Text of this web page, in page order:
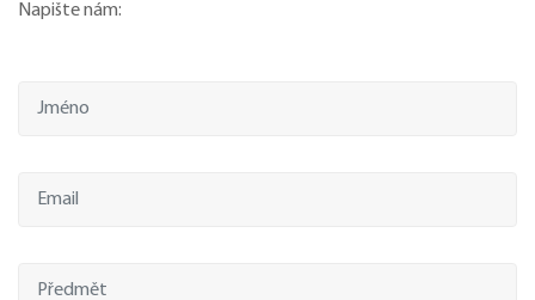
Napište nám: